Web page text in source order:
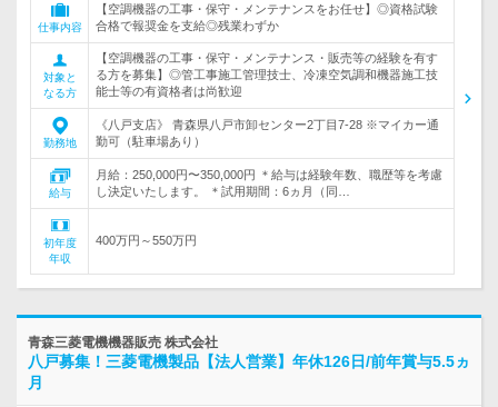
仕事内容
【空調機器の工事・保守・メンテナンスをお任せ】◎資格試験
合格で報奨金を支給◎残業わずか
対象と
なる方
【空調機器の工事・保守・メンテナンス・販売等の経験を有す
る方を募集】◎管工事施工管理技士、冷凍空気調和機器施工技
能士等の有資格者は尚歓迎
勤務地
《八戸支店》 青森県八戸市卸センター2丁目7-28 ※マイカー通
勤可（駐車場あり）
給与
月給：250,000円〜350,000円 ＊給与は経験年数、職歴等を考慮
し決定いたします。 ＊試用期間：6ヵ月（同…
初年度
年収
400万円～550万円
青森三菱電機機器販売 株式会社
八戸募集！三菱電機製品【法人営業】年休126日/前年賞与5.5ヵ
月